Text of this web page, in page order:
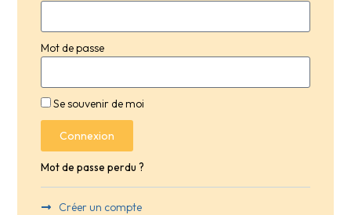
Mot de passe
Se souvenir de moi
Connexion
Mot de passe perdu ?
Créer un compte